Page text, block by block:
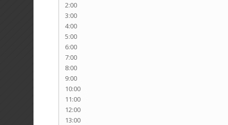
2:00
3:00
4:00
5:00
6:00
7:00
8:00
9:00
10:00
11:00
12:00
13:00